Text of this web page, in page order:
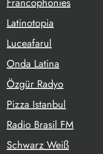
Latinotopia
Luceafarul
Onda Latina
Özgür Radyo
Pizza Istanbul
Radio Brasil FM
Schwarz Weiß